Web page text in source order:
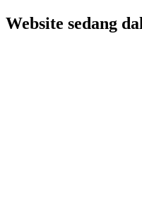
Website sedang